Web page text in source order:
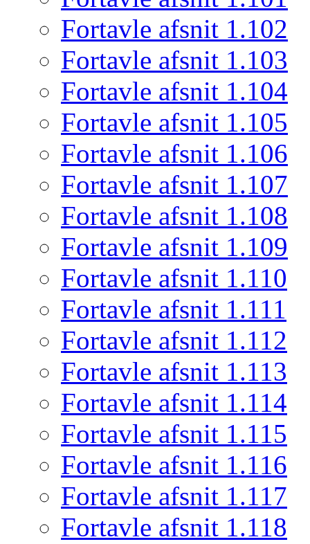
Fortavle afsnit 1.102
Fortavle afsnit 1.103
Fortavle afsnit 1.104
Fortavle afsnit 1.105
Fortavle afsnit 1.106
Fortavle afsnit 1.107
Fortavle afsnit 1.108
Fortavle afsnit 1.109
Fortavle afsnit 1.110
Fortavle afsnit 1.111
Fortavle afsnit 1.112
Fortavle afsnit 1.113
Fortavle afsnit 1.114
Fortavle afsnit 1.115
Fortavle afsnit 1.116
Fortavle afsnit 1.117
Fortavle afsnit 1.118